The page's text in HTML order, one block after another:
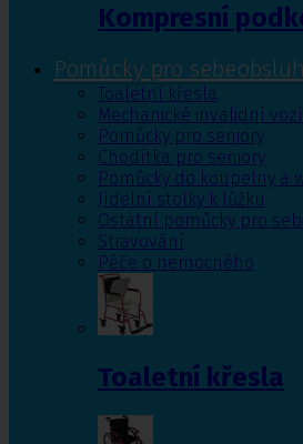
Kompresní
Pomůcky pro
Toaletní křesla
Mechanické invalidní
Pomůcky pro seniory
Chodítka pro seniory
Pomůcky do koupelny a
Jídelní stolky k lůžku
Ostatní pomůcky pro
Stravování
Péče o nemocného
Toaletní křesla